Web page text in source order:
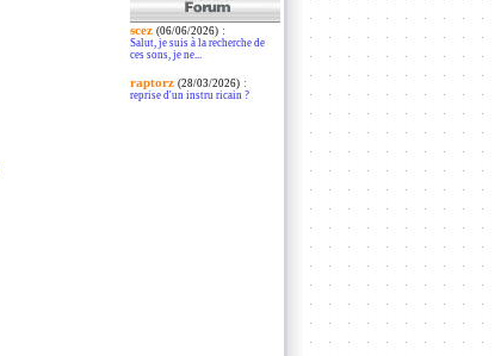
scez (06/06/2026):
Salut, je suis à la recherche de
ces sons, je ne...
raptorz (28/03/2026):
reprise d'un instru ricain ?